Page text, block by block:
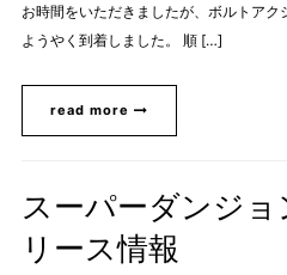
お時間をいただきましたが、ボルトアク
ようやく到着しました。 順 […]
read more
スーパーダンジ
リース情報